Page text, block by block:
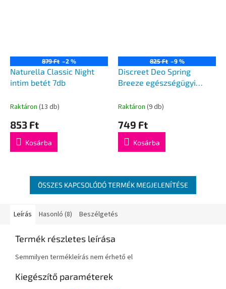
879 Ft –2 %
Naturella Classic Night
intim betét 7db
Raktáron (13 db)
853 Ft
Kosárba
825 Ft –9 %
Discreet Deo Spring
Breeze egészségügyi
Raktáron (9 db)
749 Ft
Kosárba
ÖSSZES KAPCSOLÓDÓ TERMÉK MEGJELENÍTÉSE
Leírás Hasonló (8) Beszélgetés
Termék részletes leírása
Semmilyen termékleírás nem érhető el
Kiegészítő paraméterek